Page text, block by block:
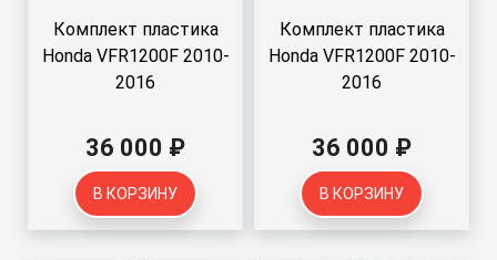
Комплект пластика
Honda VFR1200F 2010-
2016
36 000 ₽
В КОРЗИНУ
Комплект пластика
Honda VFR1200F 2010-
2016
36 000 ₽
В КОРЗИНУ